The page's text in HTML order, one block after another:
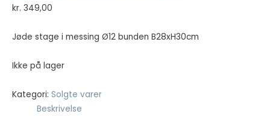
kr. 349,00
Jøde stage i messing Ø12 bunden B28xH30cm
Ikke på lager
Kategori: Solgte varer
Beskrivelse